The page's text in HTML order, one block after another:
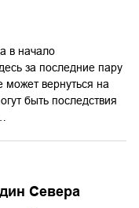
в начало
за последние пару
вернуться на
быть последствия
Севера